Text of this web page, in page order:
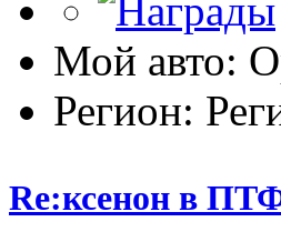
Мой авто:
Регион:
Re:ксенон в